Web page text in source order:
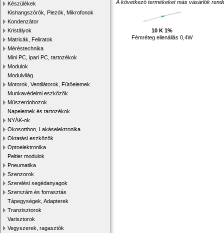
Készülékek
Kishangszórók, Piezók, Mikrofonok
Kondenzátor
Kristályok
Matricák, Feliratok
Méréstechnika
Mini PC, ipari PC, tartozékok
Modulok
Modulvilág
Motorok, Ventilátorok, Fűtőelemek
Munkavédelmi eszközök
Műszerdobozok
Napelemek és tartozékok
NYÁK-ok
Okosotthon, Lakáselektronika
Oktatási eszközök
Optoelektronika
Peltier modulok
Pneumatika
Szenzorok
Szerelési segédanyagok
Szerszám és forrasztás
Tápegységek, Adapterek
Tranzisztorok
Varisztorok
Vegyszerek, ragasztók
A következő termékeket más vásárlók
10 K 1%
Fémréteg ellenállás 0,4W